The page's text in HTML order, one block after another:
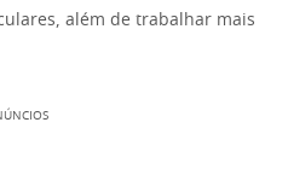
além de trabalhar mais